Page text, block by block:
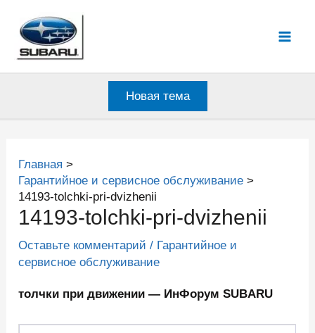
содержимому
Новая тема
Главная
Гарантийное и сервисное обслуживание
14193-tolchki-pri-dvizhenii
14193-tolchki-pri-dvizhenii
Оставьте комментарий / Гарантийное и
сервисное обслуживание
толчки при движении — ИнФорум SUBARU